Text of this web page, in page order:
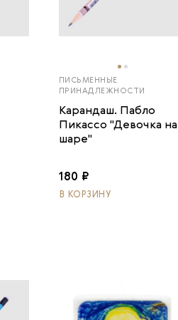
ПИСЬМЕННЫЕ
ПРИНАДЛЕЖНОСТИ
Карандаш. Пабло
Пикассо "Девочка на
шаре"
180 ₽
В КОРЗИНУ